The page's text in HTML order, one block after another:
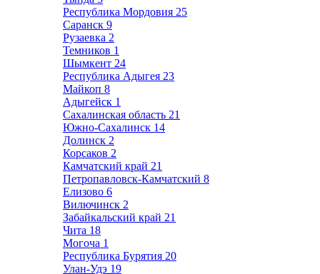
Республика Мордовия 25
Саранск 9
Рузаевка 2
Темников 1
Шымкент 24
Республика Адыгея 23
Майкоп 8
Адыгейск 1
Сахалинская область 21
Южно-Сахалинск 14
Долинск 2
Корсаков 2
Камчатский край 21
Петропавловск-Камчатский 8
Елизово 6
Вилючинск 2
Забайкальский край 21
Чита 18
Могоча 1
Республика Бурятия 20
Улан-Удэ 19